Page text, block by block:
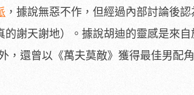
，據說無惡不作，但經過內部討論後
謝天謝地）。據說胡迪的靈感是來自
，還曾以《萬夫莫敵》獲得最佳男配